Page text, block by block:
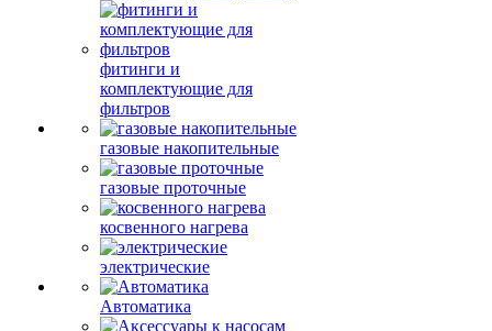
фитинги и
комплектующие для
фильтров
газовые накопительные
газовые проточные
косвенного нагрева
электрические
Автоматика